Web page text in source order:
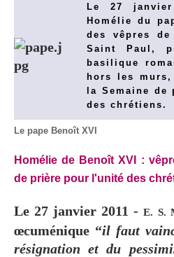
Le 27
Homélie du
des vêpres
Saint Paul,
basilique
hors les
la Semaine
des chrétiens.
Le pape Benoît XVI
Homélie de Benoît XVI :
de prière pour l'unité des
Le 27 janvier 2011 -E. S.
œcuménique “il faut
résignation et du